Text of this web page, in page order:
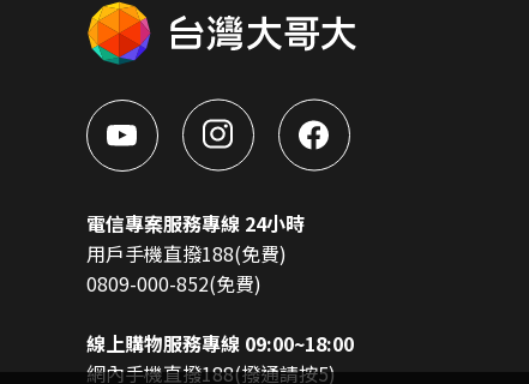
電信專案服務專線 24小時
用戶手機直撥188(免費)
0809-000-852(免費)
線上購物服務專線 09:00~18:00
網內手機直撥188(撥通請按5)